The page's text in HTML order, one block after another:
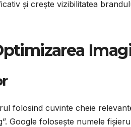
și crește vizibilitatea
folosind cuvinte cheie
Google folosește numele